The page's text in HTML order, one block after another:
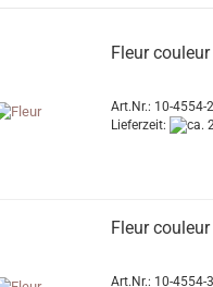
Fleur
Art.Nr.: 10-4554-
Lieferzeit:
Fleur
Art.Nr.: 10-4554-